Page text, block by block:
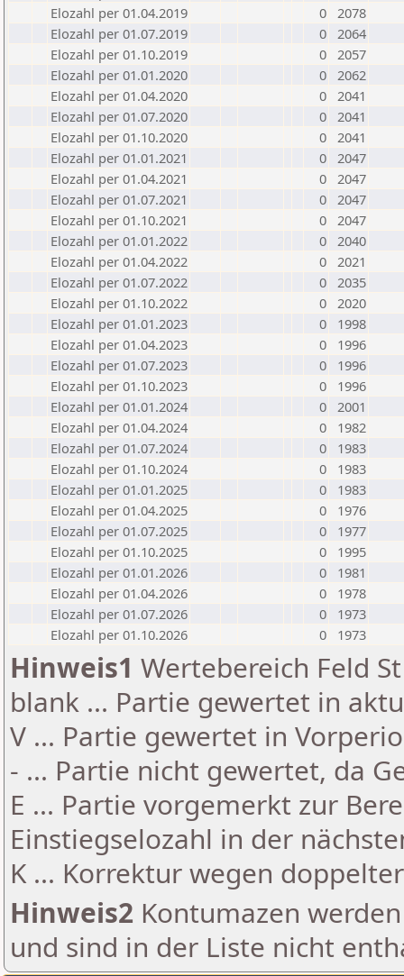
Elozahl per 01.04.2019
0 2078
Elozahl per 01.07.2019
0 2064
Elozahl per 01.10.2019
0 2057
Elozahl per 01.01.2020
0 2062
Elozahl per 01.04.2020
0 2041
Elozahl per 01.07.2020
0 2041
Elozahl per 01.10.2020
0 2041
Elozahl per 01.01.2021
0 2047
Elozahl per 01.04.2021
0 2047
Elozahl per 01.07.2021
0 2047
Elozahl per 01.10.2021
0 2047
Elozahl per 01.01.2022
0 2040
Elozahl per 01.04.2022
0 2021
Elozahl per 01.07.2022
0 2035
Elozahl per 01.10.2022
0 2020
Elozahl per 01.01.2023
0
1998
Elozahl per 01.04.2023
0
1996
Elozahl per 01.07.2023
0
1996
Elozahl per 01.10.2023
0
1996
Elozahl per 01.01.2024
0 2001
Elozahl per 01.04.2024
0
1982
Elozahl per 01.07.2024
0
1983
Elozahl per 01.10.2024
0
1983
Elozahl per 01.01.2025
0
1983
Elozahl per 01.04.2025
0
1976
Elozahl per 01.07.2025
0
1977
Elozahl per 01.10.2025
0
1995
Elozahl per 01.01.2026
0
1981
Elozahl per 01.04.2026
0
1978
Elozahl per 01.07.2026
0
1973
Elozahl per 01.10.2026
0 1973
Hinweis1 Wertebereich Feld
blank ... Partie gewertet in
V ... Partie gewertet in
- ... Partie nicht gewertet, da
E ... Partie vorgemerkt zur
Einstiegselozahl in der
K ... Korrektur wegen
Hinweis2 Kontumazen
und sind in der Liste nicht